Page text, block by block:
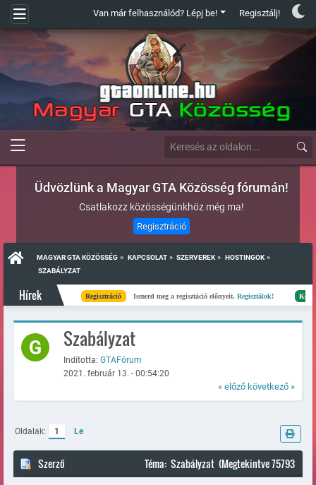
Van már felhasználód? Lépj be! Regisztálj!
Üdvözlünk a Magyar GTA Közösség fórumán!
Csatlakozz közösségünkhöz még ma!
Regisztráció
MAGYAR GTA KÖZÖSSÉG » KAPCSOLAT » SZERVEREK » HOSTINGOK »
SZABÁLYZAT
Hírek Regisztráció Ismerd meg a regisztáció előnyeit.Regisztálok! Kész
Szabályzat
Indította: GTAFórum
2021. február 13. - 00:54:20
« előző következő »
Oldalak: 1 Le
Szerző
Téma: Szabályzat (Megtekintve 75793